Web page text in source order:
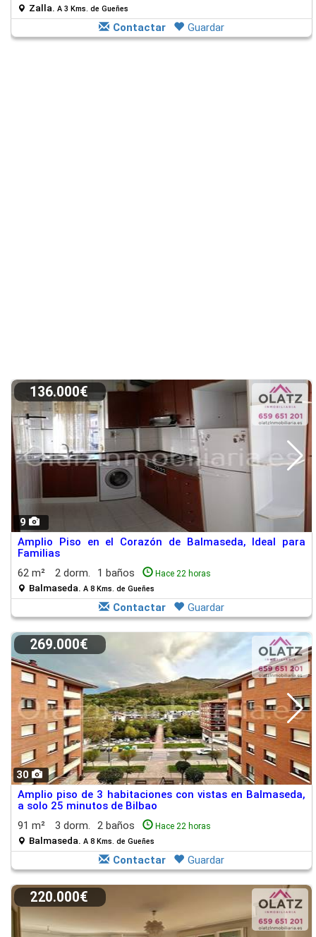
Zalla. A 3 Kms. de Gueñes
Contactar Guardar
9
136.000€
Amplio Piso en el Corazón de Balmaseda, Ideal para
Familias
62 m²
2 dorm. 1 baños Hace 22 horas
Balmaseda. A 8 Kms. de Gueñes
Contactar Guardar
30
269.000€
Amplio piso de 3 habitaciones con vistas en Balmaseda,
a solo 25 minutos de Bilbao
91 m²
3 dorm. 2 baños Hace 22 horas
Balmaseda. A 8 Kms. de Gueñes
Contactar Guardar
220.000€